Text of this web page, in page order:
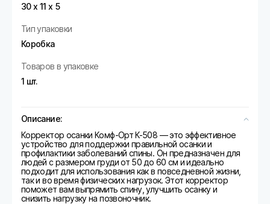
30 х 11 х 5
Тип упаковки
Коробка
Товаров в упаковке
1 шт.
Описание:
Корректор осанки Комф-Орт К-508 — это эффективное
устройство для поддержки правильной осанки и
профилактики заболеваний спины. Он предназначен для
людей с размером груди от 50 до 60 см и идеально
подходит для использования как в повседневной жизни,
так и во время физических нагрузок. Этот корректор
поможет вам выпрямить спину, улучшить осанку и
снизить нагрузку на позвоночник.